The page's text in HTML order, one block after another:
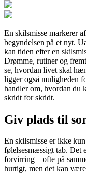
En skilsmisse markerer
begyndelsen på et nyt.
kan tiden efter en
Drømme, rutiner og
se, hvordan livet skal
ligger også muligheden
handler om, hvordan du
skridt for skridt.
Giv plads til
En skilsmisse er ikke
følelsesmæssigt tab. Det
forvirring – ofte på
hurtigt, men det kan